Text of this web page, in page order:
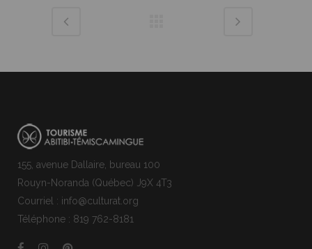
155, avenue Dallaire, bureau 100
Rouyn-Noranda (Québec) J9X 4T3
Courriel : info@culturat.org
Téléphone : 819 762-8181